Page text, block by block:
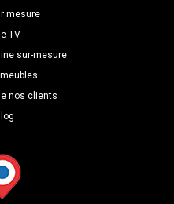
mesure
TV
sur-mesure
nos clients